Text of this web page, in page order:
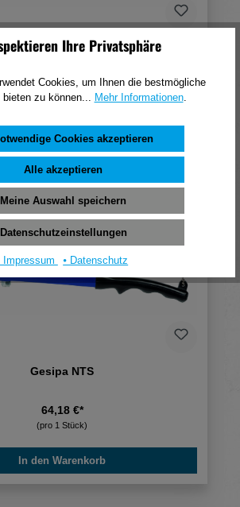
Gesipa NTX-F
94,45 €*
(pro 1 Stück)
In den Warenkorb
Gesipa NTS
64,18 €*
(pro 1 Stück)
In den Warenkorb
Ihre Privatsphäre
Cookies, um Ihnen die bestmögliche
zu können...
Mehr Informationen.
Cookies akzeptieren
Alle akzeptieren
Meine Auswahl speichern
Datenschutzeinstellungen
Impressum ⦁ Datenschutz